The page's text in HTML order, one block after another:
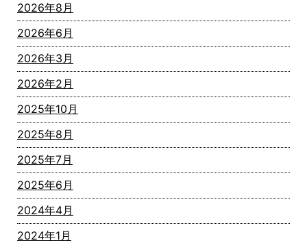
2026年8月
2026年6月
2026年3月
2026年2月
2025年10月
2025年8月
2025年7月
2025年6月
2024年4月
2024年1月